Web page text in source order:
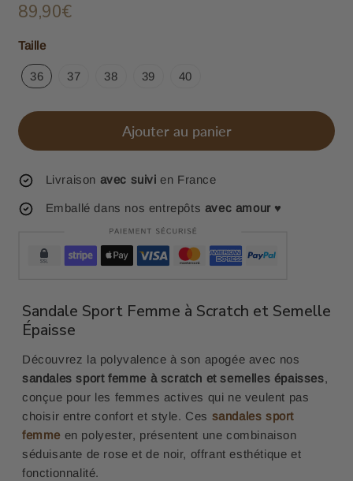
89,90€
price
Taille
36 37 38 39 40
Ajouter au panier
Livraison avec suivi en France
Emballé dans nos entrepôts avec amour ♥
Sandale Sport Femme à Scratch et Semelle
Épaisse
Découvrez la polyvalence à son apogée avec nos
sandales sport femme à scratch et semelles épaisses,
conçue pour les femmes actives qui ne veulent pas
choisir entre confort et style. Ces sandales sport
femme en polyester, présentent une combinaison
séduisante de rose et de noir, offrant esthétique et
fonctionnalité.